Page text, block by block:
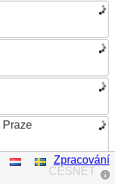
Praze
CESNET
Zpracování